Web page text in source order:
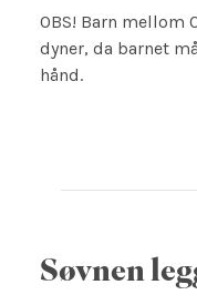
OBS! Barn mellom
dyner, da barnet
hånd.
Søvnen